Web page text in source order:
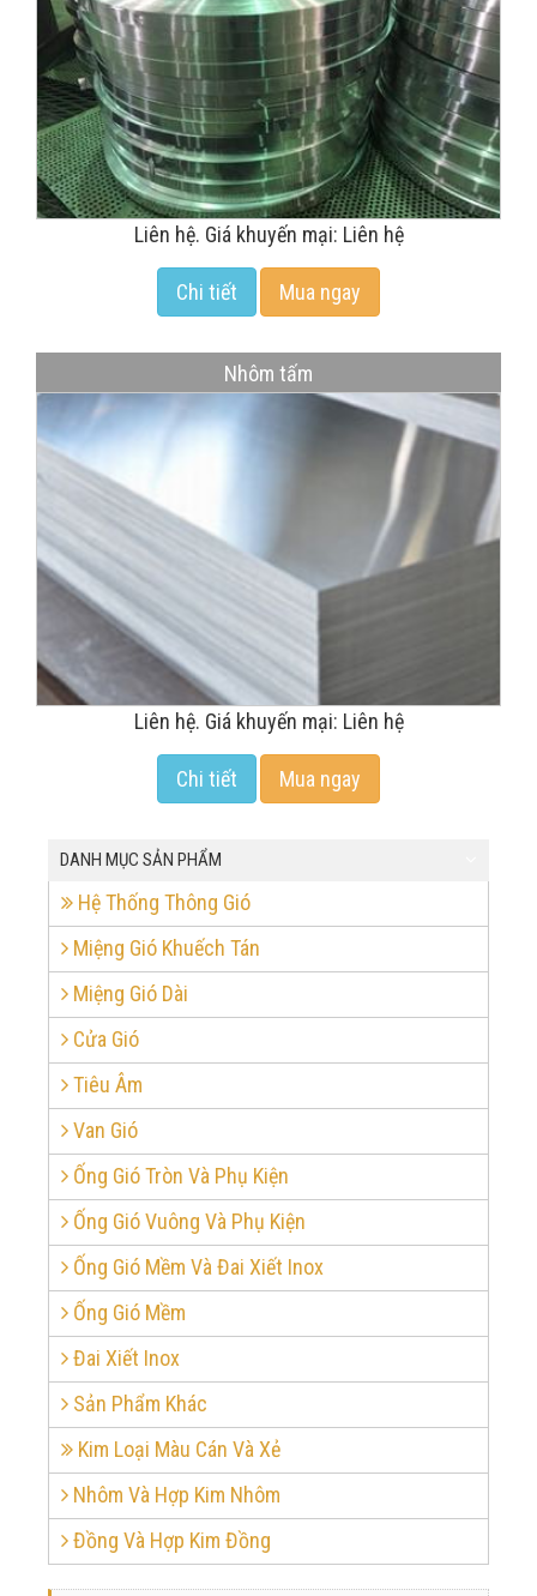
Liên hệ. Giá khuyến mại: Liên hệ
Chi tiết Mua ngay
Nhôm tấm
Liên hệ. Giá khuyến mại: Liên hệ
Chi tiết Mua ngay
DANH MỤC SẢN PHẨM
Hệ Thống Thông Gió
Miệng Gió Khuếch Tán
Miệng Gió Dài
Cửa Gió
Tiêu Âm
Van Gió
Ống Gió Tròn Và Phụ Kiện
Ống Gió Vuông Và Phụ Kiện
Ống Gió Mềm Và Đai Xiết Inox
Ống Gió Mềm
Đai Xiết Inox
Sản Phẩm Khác
Kim Loại Màu Cán Và Xẻ
Nhôm Và Hợp Kim Nhôm
Đồng Và Hợp Kim Đồng